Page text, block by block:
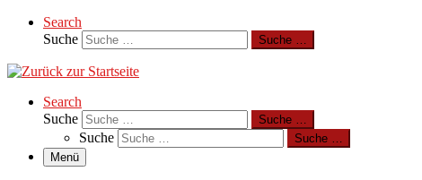
Search
Suche
Suche …
Search
Suche
Suche …
Suche
Suche …
Menü